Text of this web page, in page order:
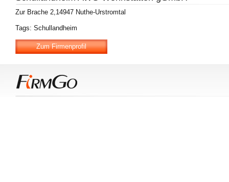
Zur Brache 2,14947 Nuthe-Urstromtal
Tags: Schullandheim
Zum Firmenprofil